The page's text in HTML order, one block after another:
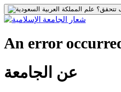
تتحقق؟
An error
عن الجامعة